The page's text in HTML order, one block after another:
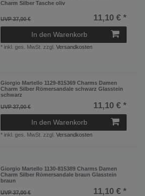
1
2
Charm Silber Tasche oliv
UVP 37,00 € 11,10 € *
In den Warenkorb
* inkl. ges. MwSt. zzgl.Versandkosten
Giorgio Martello 1129-815369 Charms Damen
Charm Silber Römersandale schwarz Glasstein
schwarz
UVP 37,00 €
11,10 € *
In den Warenkorb
* inkl. ges. MwSt. zzgl.Versandkosten
Giorgio Martello 1130-815389 Charms Damen
Charm Silber Römersandale braun Glasstein
braun
UVP 37,00 €
11,10 € *